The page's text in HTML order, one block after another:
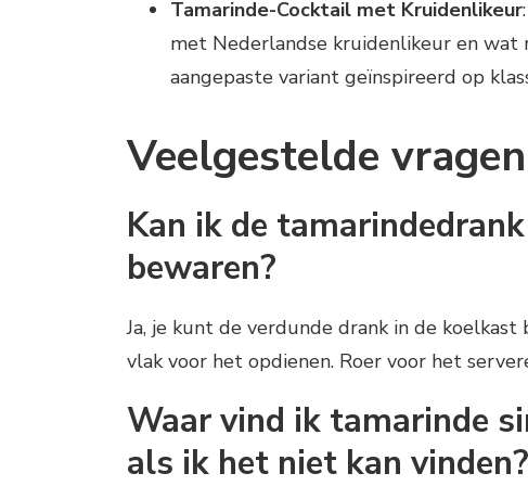
Tamarinde-Cocktail met Kruidenlikeur
met Nederlandse kruidenlikeur en wat
aangepaste variant geïnspireerd op
Veelgestelde vragen
Kan ik de
bewaren?
Ja, je kunt de verdunde drank in de
vlak voor het opdienen. Roer voor het
Waar vind ik tamarinde
als ik het niet kan vinden?